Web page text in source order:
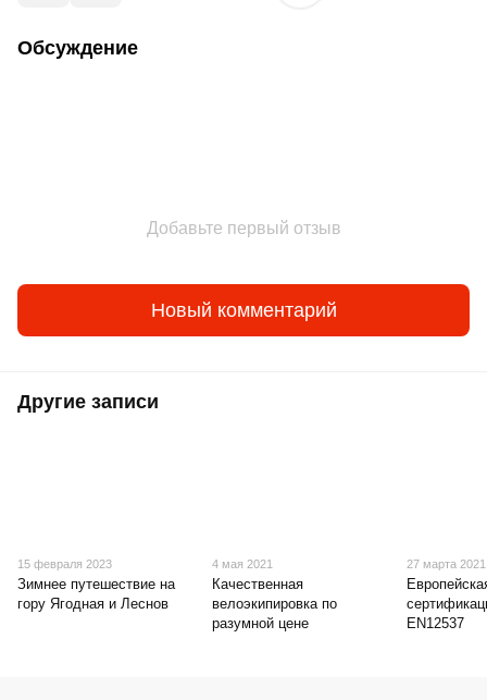
Обсуждение
Добавьте первый отзыв
Новый комментарий
Другие записи
15 февраля 2023
Зимнее путешествие на
гору Ягодная и Леснов
4 мая 2021
Качественная
велоэкипировка по
разумной цене
27 марта 2021
EN12537